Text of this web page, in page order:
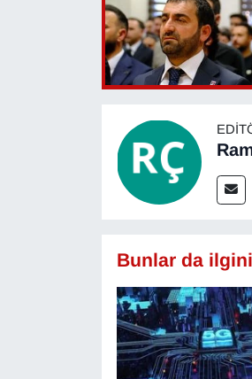
Bunlar da